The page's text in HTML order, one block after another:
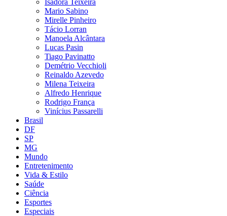
Mario Sabino
Mirelle Pinheiro
Tácio Lorran
Manoela Alcântara
Lucas Pasin
Tiago Pavinatto
Demétrio Vecchioli
Reinaldo Azevedo
Milena Teixeira
Alfredo Henrique
Rodrigo França
Vinícius Passarelli
Brasil
DF
SP
MG
Mundo
Entretenimento
Vida & Estilo
Saúde
Ciência
Esportes
Especiais